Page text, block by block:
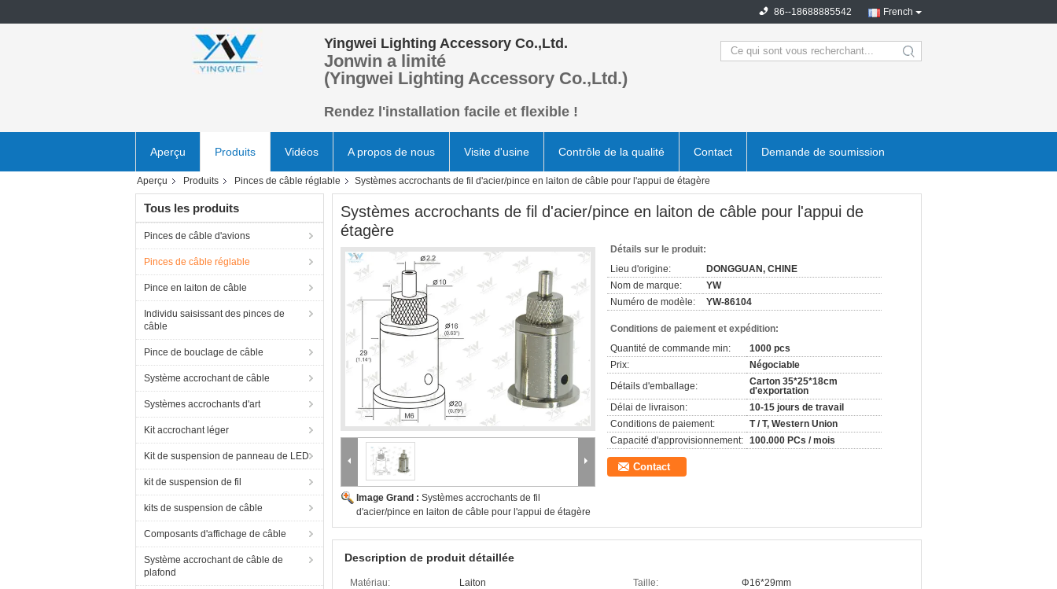
French
86--18688885542
Yingwei Lighting Accessory Co.,Ltd.
Jonwin a limité
(Yingwei Lighting Accessory Co.,Ltd.)
Rendez l'installation facile et flexible !
search
Aperçu Produits Vidéos A propos de nous Visite d'usine Contrôle de la qualité Contact Demande de soumission
Aperçu Produits Pinces de câble réglable Systèmes accrochants de fil d'acier/pince en laiton de câble pour l'appui de étagère
Tous les produits
Pinces de câble d'avions
Pinces de câble réglable
Pince en laiton de câble
Individu saisissant des pinces de
câble
Pince de bouclage de câble
Système accrochant de câble
Systèmes accrochants d'art
Kit accrochant léger
Kit de suspension de panneau de LED
kit de suspension de fil
kits de suspension de câble
Composants d'affichage de câble
Système accrochant de câble de
plafond
Systèmes accrochants de fil d'acier/pince en laiton de câble pour l'appui de
étagère
Image Grand : Systèmes accrochants de fil
d'acier/pince en laiton de câble pour l'appui de étagère
Détails sur le produit:
Lieu d'origine:
DONGGUAN, CHINE
Nom de marque:
YW
Numéro de modèle:
YW-86104
Conditions de paiement et expédition:
Quantité de commande min:
1000 pcs
Prix:
Négociable
Détails d'emballage:
Carton 35*25*18cm
d'exportation
Délai de livraison:
10-15 jours de travail
Conditions de paiement:
T / T, Western Union
Capacité d'approvisionnement: 100.000 PCs / mois
Contact
Description de produit détaillée
Matériau: Laiton Taille: Φ16*29mm